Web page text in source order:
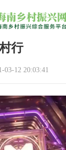
行
03-12 20:03:41